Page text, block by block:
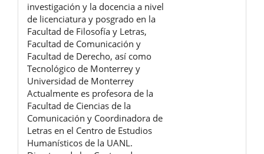
investigación y la docencia a nivel
de licenciatura y posgrado en la
Facultad de Filosofía y Letras,
Facultad de Comunicación y
Facultad de Derecho, así como
Tecnológico de Monterrey y
Universidad de Monterrey
Actualmente es profesora de la
Facultad de Ciencias de la
Comunicación y Coordinadora de
Letras en el Centro de Estudios
Humanísticos de la UANL.